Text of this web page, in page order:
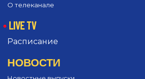
О телеканале
LIVE TV
Расписание
НОВОСТИ